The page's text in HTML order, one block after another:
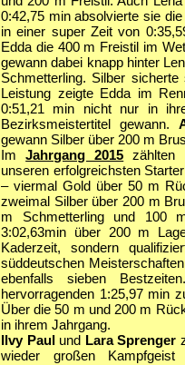
0:42,75 min absolvierte sie
in einer super Zeit von
Edda die 400 m Freistil im
gewann dabei knapp hinter
Schmetterling. Silber
Leistung zeigte Edda im
0:51,21 min nicht nur in
Bezirksmeistertitel gewann.
gewann Silber über 200 m
ImJahrgang 2015 zählten
unseren erfolgreichsten
– viermal Gold über 50 m
zweimal Silber über 200 m
m Schmetterling und 100
3:02,63min über 200 m
Kaderzeit, sondern
süddeutschen
ebenfalls sieben
hervorragenden 1:25,97 min
Über die 50 m und 200 m
in ihrem Jahrgang.
Ilvy Paulund Lara Sprenger
wieder großen